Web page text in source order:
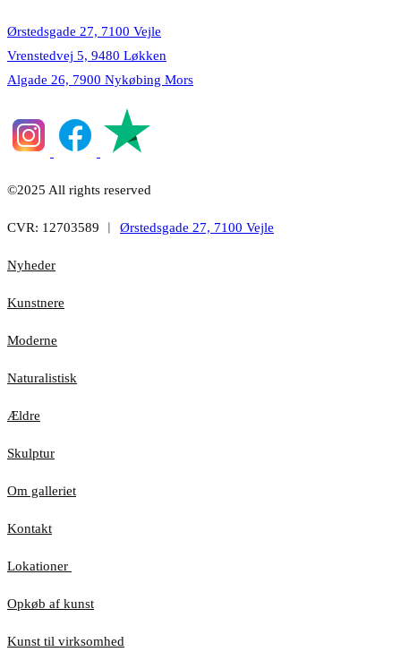
Ørstedsgade 27, 7100 Vejle
Vrenstedvej 5, 9480 Løkken
Algade 26, 7900 Nykøbing Mors
©2025 All rights reserved
CVR: 12703589 ︱ Ørstedsgade 27, 7100 Vejle
Nyheder
Kunstnere
Moderne
Naturalistisk
Ældre
Skulptur
Om galleriet
Kontakt
Lokationer
Opkøb af kunst
Kunst til virksomhed